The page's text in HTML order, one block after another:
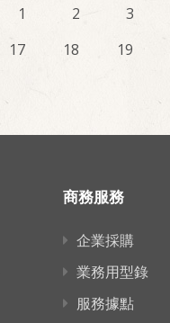
1 2 3
17 18 19
商務服務
企業採購
業務用型錄
服務據點